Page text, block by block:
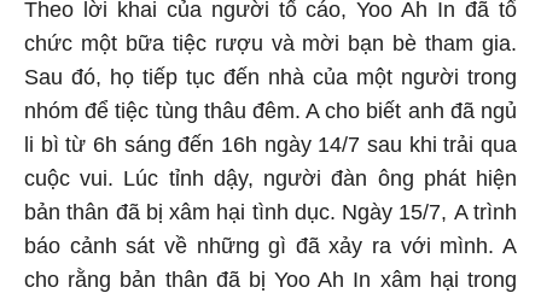
Theo lời khai của người tố cáo, Yoo Ah In đã tổ
chức một bữa tiệc rượu và mời bạn bè tham gia.
Sau đó, họ tiếp tục đến nhà của một người trong
nhóm để tiệc tùng thâu đêm. A cho biết anh đã ngủ
li bì từ 6h sáng đến 16h ngày 14/7 sau khi trải qua
cuộc vui. Lúc tỉnh dậy, người đàn ông phát hiện
bản thân đã bị xâm hại tình dục. Ngày 15/7, A trình
báo cảnh sát về những gì đã xảy ra với mình. A
cho rằng bản thân đã bị Yoo Ah In xâm hại trong